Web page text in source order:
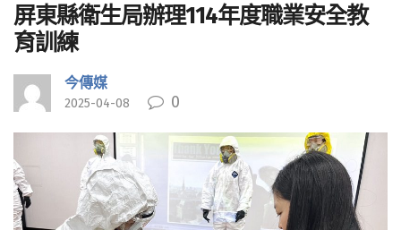
屏東縣衛生局辦理114年度職業安全教
育訓練
今傳媒
2025-04-08 0